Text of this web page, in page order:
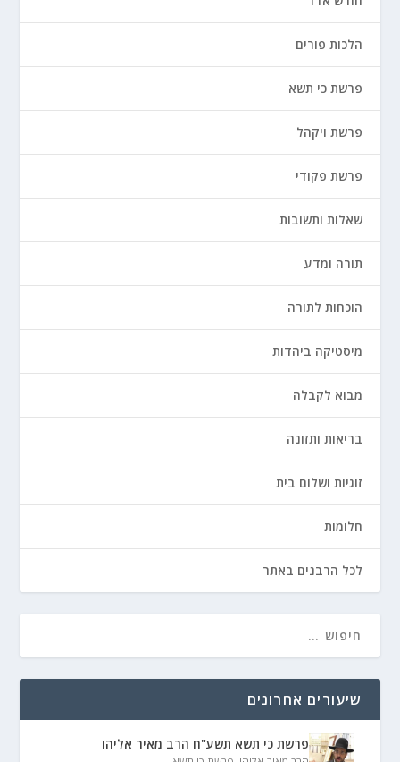
הלכות פורים
פרשת כי תשא
פרשת ויקהל
פרשת פקודי
שאלות ותשובות
תורה ומדע
הוכחות לתורה
מיסטיקה ביהדות
מבוא לקבלה
בריאות ותזונה
זוגיות ושלום בית
חלומות
לכל הרבנים באתר
שיעורים אחרונים
פרשת כי תשא תשע"ח הרב מאיר אליהו